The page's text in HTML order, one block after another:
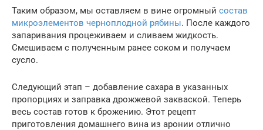
Таким образом, мы оставляем в вине огромный состав
микроэлементов черноплодной рябины. После каждого
запаривания процеживаем и сливаем жидкость.
Смешиваем с полученным ранее соком и получаем
сусло.
Следующий этап – добавление сахара в указанных
пропорциях и заправка дрожжевой закваской. Теперь
весь состав готов к брожению. Этот рецепт
приготовления домашнего вина из аронии отлично